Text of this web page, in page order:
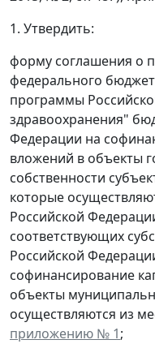
1. Утвердить:
форму соглашения о
федерального
программы
здравоохранения"
Федерации на
вложений в объекты
собственности
которые
Российской
соответствующих
Российской
софинансирование
объекты
осуществляются из
приложению № 1;